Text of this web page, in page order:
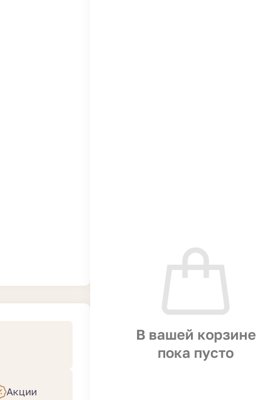
Акции
В вашей корзине
пока пусто